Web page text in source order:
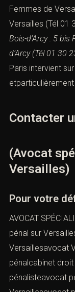
Femmes de
Versailles (Tél 01
Bois-d’Arcy : 5 bis
d’Arcy (Tél 01 30
Paris intervient
Contacter
(Avocat
Versailles)
Pour votre
AVOCAT
pénal sur
Versaillesavocat
pénalcabinet
pénalisteavocat